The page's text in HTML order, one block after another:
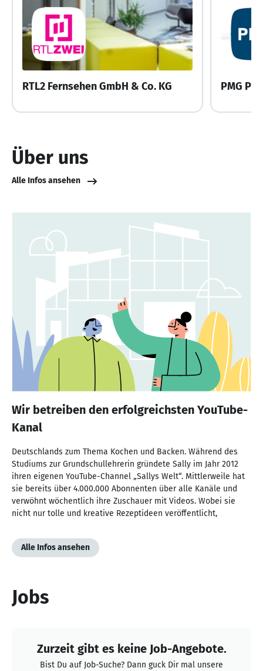
RTL2 Fernsehen GmbH & Co. KG
Über uns
Alle Infos ansehen
Wir betreiben den erfolgreichsten YouTube-
Kanal
Deutschlands zum Thema Kochen und Backen. Während des
Studiums zur Grundschullehrerin gründete Sally im Jahr 2012
ihren eigenen YouTube-Channel „Sallys Welt“. Mittlerweile hat
sie bereits über 4.000.000 Abonnenten über alle Kanäle und
verwöhnt wöchentlich ihre Zuschauer mit Videos. Wobei sie
nicht nur tolle und kreative Rezeptideen veröffentlicht,
Alle Infos ansehen
Jobs
Zurzeit gibt es keine Job-Angebote.
Bist Du auf Job-Suche? Dann guck Dir mal unsere